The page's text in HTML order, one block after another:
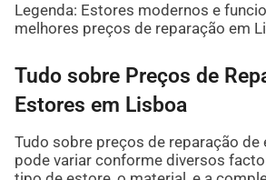
Legenda: Estores modernos e
melhores preços de reparação em
Tudo sobre Preços de
Estores em Lisboa
Tudo sobre preços de reparação
pode variar conforme diversos